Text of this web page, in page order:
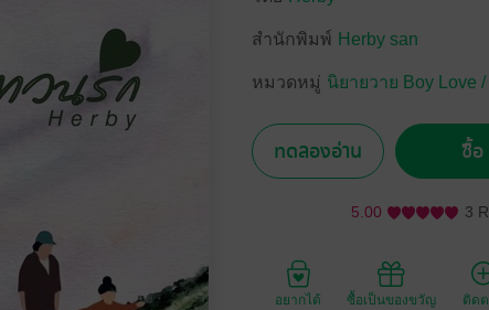
สำนักพิมพ์ Herby san
หมวดหมู่ นิยายวาย Boy Love /
ทดลองอ่าน ซื้อ
5.00 3
อยากได้ ซื้อเป็นของขวัญ ติด